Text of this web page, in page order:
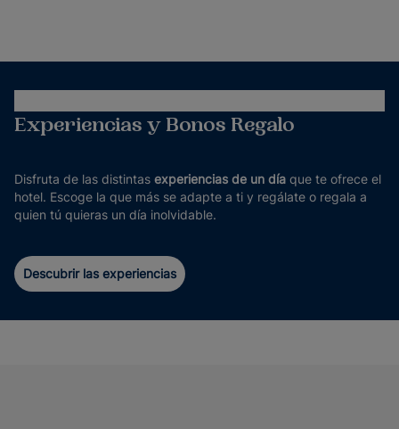
Experiencias y Bonos Regalo
Disfruta de las distintas experiencias de un día que te ofrece el
hotel. Escoge la que más se adapte a ti y regálate o regala a
quien tú quieras un día inolvidable.
Descubrir las experiencias